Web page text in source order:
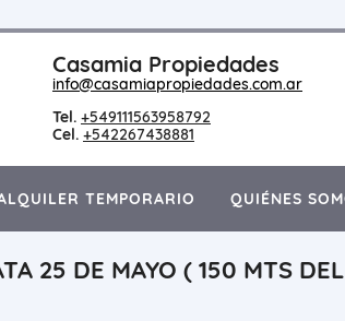
Casamia Propiedades
info@casamiapropiedades.com.ar
Tel. +549111563958792
Cel. +542267438881
TEMPORARIO QUIÉNES
25 DE MAYO ( 150 MTS